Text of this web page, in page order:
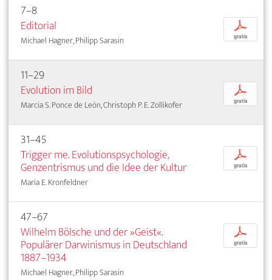
7–8
Editorial
Michael Hagner, Philipp Sarasin
p
gratis
11–29
Evolution im Bild
Marcia S. Ponce de León, Christoph P. E. Zollikofer
p
gratis
31–45
Trigger me. Evolutionspsychologie,
Genzentrismus und die Idee der Kultur
Maria E. Kronfeldner
p
gratis
47–67
Wilhelm Bölsche und der »Geist«.
Populärer Darwinismus in Deutschland
1887–1934
Michael Hagner, Philipp Sarasin
p
gratis